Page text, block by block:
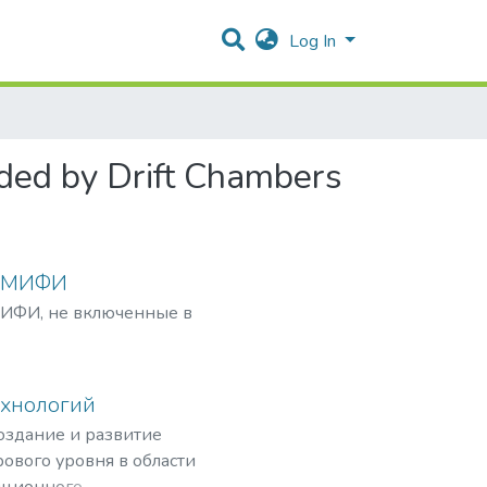
Log In
by Drift Сhambers
МИФИ
не включенные в
и развитие
уровня в области